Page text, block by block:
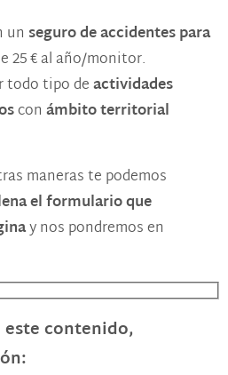
un seguro de accidentes para
25 € al año/monitor.
todo tipo deactividades
con ámbito territorial
maneras te podemos
el formulario que
y nos pondremos en
contenido,